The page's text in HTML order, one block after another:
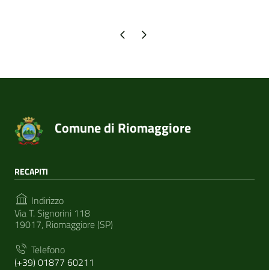
Pagina precedente
Pagina successiva
Comune di Riomaggiore
RECAPITI
Indirizzo
Via T. Signorini 118
19017, Riomaggiore (SP)
Telefono
(+39) 01877 60211